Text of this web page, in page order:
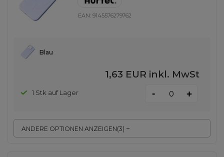
EAN:9145576279762
ANDERE OPTIONEN ANZEIGEN(3)
Blau
1,63 EUR inkl. MwSt
1 Stk auf Lager - +